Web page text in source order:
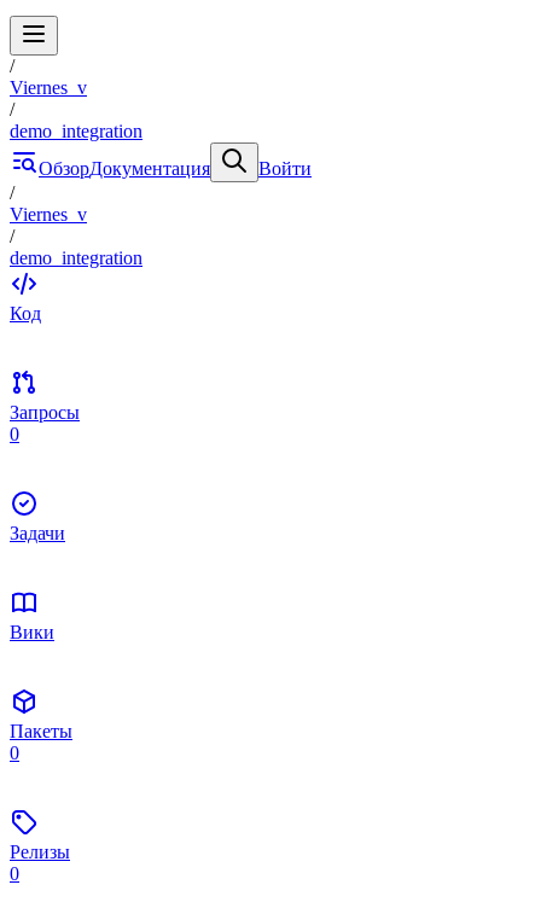
/
Viernes_v
/
demo_integration
ОбзорДокументация
Войти
/
Viernes_v
/
demo_integration
Код
Запросы
0
Задачи
Вики
Пакеты
0
Релизы
0